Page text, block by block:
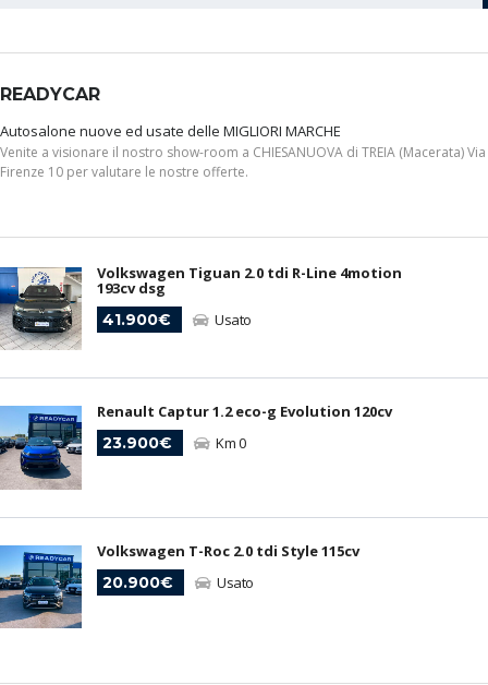
READYCAR
Autosalone nuove ed usate delle MIGLIORI MARCHE
Venite a visionare il nostro show-room a CHIESANUOVA di TREIA (Macerata) Via
Firenze 10 per valutare le nostre offerte.
Volkswagen Tiguan 2.0 tdi R-Line 4motion
193cv dsg
41.900€
Usato
Renault Captur 1.2 eco-g Evolution 120cv
23.900€
Km 0
Volkswagen T-Roc 2.0 tdi Style 115cv
20.900€
Usato